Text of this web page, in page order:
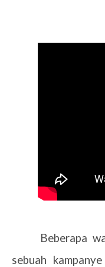
Beberapa
sebuah